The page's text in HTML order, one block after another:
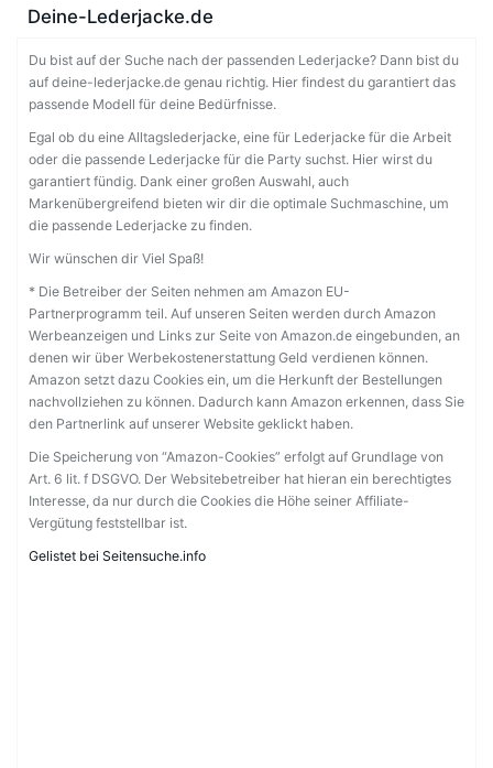
Deine-Lederjacke.de
Du bist auf der Suche nach der passenden Lederjacke? Dann bist du
auf deine-lederjacke.de genau richtig. Hier findest du garantiert das
passende Modell für deine Bedürfnisse.
Egal ob du eine Alltagslederjacke, eine für Lederjacke für die Arbeit
oder die passende Lederjacke für die Party suchst. Hier wirst du
garantiert fündig. Dank einer großen Auswahl, auch
Markenübergreifend bieten wir dir die optimale Suchmaschine, um
die passende Lederjacke zu finden.
Wir wünschen dir Viel Spaß!
* Die Betreiber der Seiten nehmen am Amazon EU-
Partnerprogramm teil. Auf unseren Seiten werden durch Amazon
Werbeanzeigen und Links zur Seite von Amazon.de eingebunden, an
denen wir über Werbekostenerstattung Geld verdienen können.
Amazon setzt dazu Cookies ein, um die Herkunft der Bestellungen
nachvollziehen zu können. Dadurch kann Amazon erkennen, dass Sie
den Partnerlink auf unserer Website geklickt haben.
Die Speicherung von “Amazon-Cookies” erfolgt auf Grundlage von
Art. 6 lit. f DSGVO. Der Websitebetreiber hat hieran ein berechtigtes
Interesse, da nur durch die Cookies die Höhe seiner Affiliate-
Vergütung feststellbar ist.
Gelistet bei Seitensuche.info